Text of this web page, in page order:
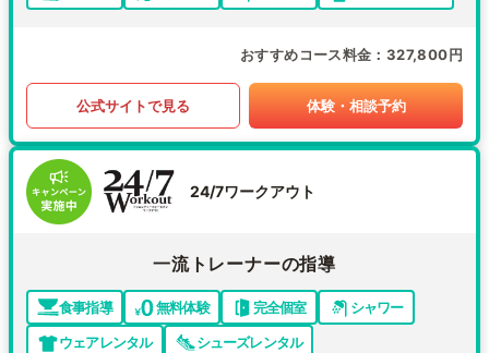
おすすめコース料金 327,800円
公式サイトで見る 体験・相談予約
24/7ワークアウト
一流トレーナーの指導
食事指導 無料体験 完全個室
シャワー
ウェアレンタル
シューズレンタル